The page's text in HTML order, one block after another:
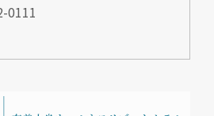
0111